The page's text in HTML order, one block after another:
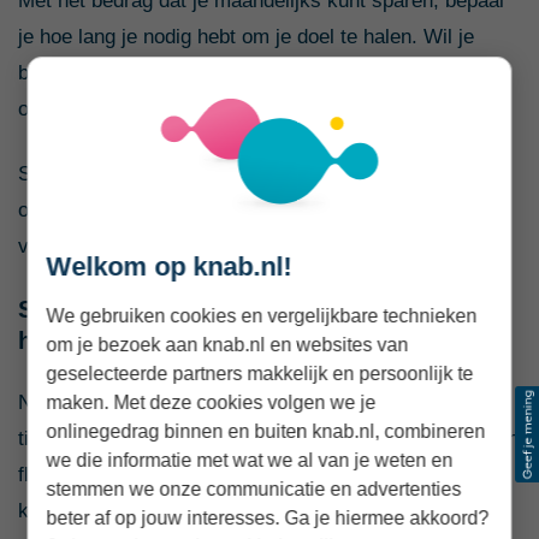
je hoe lang je nodig hebt om je doel te halen. Wil je
bijvoorbeeld € 750 sparen en zet je € 150 per maand
opzij, dan bereik je je doel in vijf maanden.
Sparen voor meerdere doelen tegelijk kan natuurlijk
ook. Houd er dan rekening mee dat het langer duurt
voordat je ieder doel hebt bereikt.
Stap 5: Kies de juiste spaarvorm en maak
het automatisch
Nu weet je hoeveel en waarvoor je spaart. Dan is het
tijd om te kiezen hoe je spaart. Voor korte doelen is een
flexibele spaarrekening handig, omdat je je geld altijd
kunt opnemen. Voor langere doelen kan een
Welkom op knab.nl!
We gebruiken cookies en vergelijkbare technieken
om je bezoek aan knab.nl en websites van
geselecteerde partners makkelijk en persoonlijk te
maken. Met deze cookies volgen we je
onlinegedrag binnen en buiten knab.nl, combineren
we die informatie met wat we al van je weten en
stemmen we onze communicatie en advertenties
beter af op jouw interesses. Ga je hiermee akkoord?